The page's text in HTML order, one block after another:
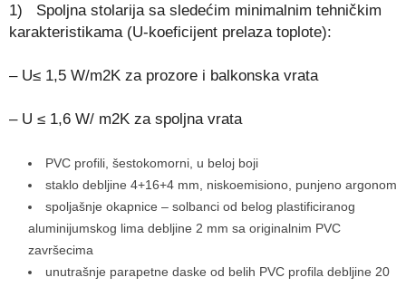
1) Spoljna stolarija sa sledećim minimalnim tehničkim
karakteristikama (U-koeficijent prelaza toplote):
– U≤ 1,5 W/m2K za prozore i balkonska vrata
– U ≤ 1,6 W/ m2K za spoljna vrata
PVC profili, šestokomorni, u beloj boji
staklo debljine 4+16+4 mm, niskoemisiono, punjeno argonom
spoljašnje okapnice – solbanci od belog plastificiranog
aluminijumskog lima debljine 2 mm sa originalnim PVC
završecima
unutrašnje parapetne daske od belih PVC profila debljine 20